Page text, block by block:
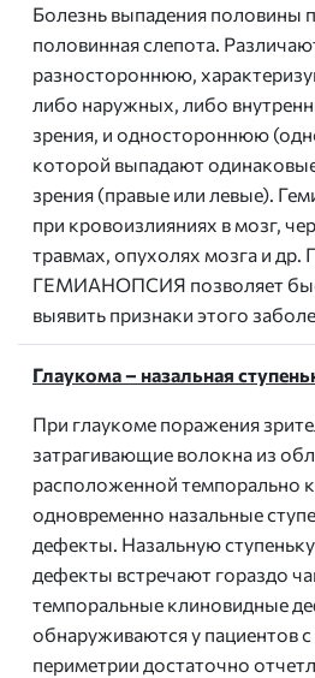
Болезнь выпадения половины
половинная слепота.
разностороннюю,
либо наружных, либо
зрения, и одностороннюю
которой выпадают
зрения (правые или левые).
при кровоизлияниях в мозг,
травмах, опухолях мозга и др.
ГЕМИАНОПСИЯ позволяет
выявить признаки этого
Глаукома – назальная
При глаукоме поражения
затрагивающие волокна из
расположенной темпорально
одновременно назальные
дефекты. Назальную
дефекты встречают гораздо
темпоральные клиновидные
обнаруживаются у пациентов
периметрии достаточно